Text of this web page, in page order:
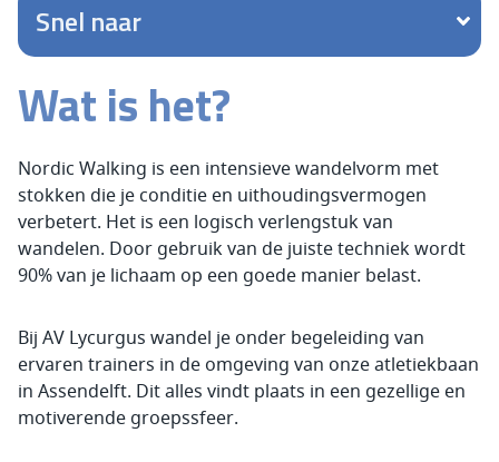
Snel naar
Wat is het?
Nordic Walking is een intensieve wandelvorm met
stokken die je conditie en uithoudingsvermogen
verbetert. Het is een logisch verlengstuk van
wandelen. Door gebruik van de juiste techniek wordt
90% van je lichaam op een goede manier belast.
Bij AV Lycurgus wandel je onder begeleiding van
ervaren trainers in de omgeving van onze atletiekbaan
in Assendelft. Dit alles vindt plaats in een gezellige en
motiverende groepssfeer.